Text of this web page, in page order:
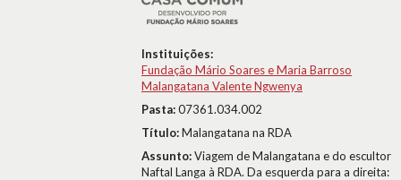
Instituições:
Fundação Mário Soares e Maria Barroso
Malangatana Valente Ngwenya
Pasta:07361.034.002
Título:Malangatana na RDA
Assunto:Viagem de Malangatana e do escultor
Naftal Langa à RDA. Da esquerda para a direita: